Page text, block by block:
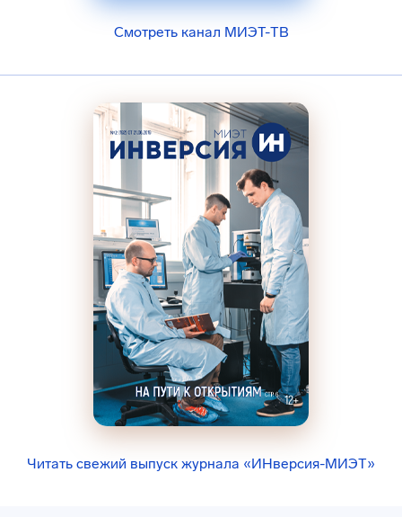
Смотреть канал МИЭТ-ТВ
Читать свежий выпуск журнала «ИНверсия-МИЭТ»